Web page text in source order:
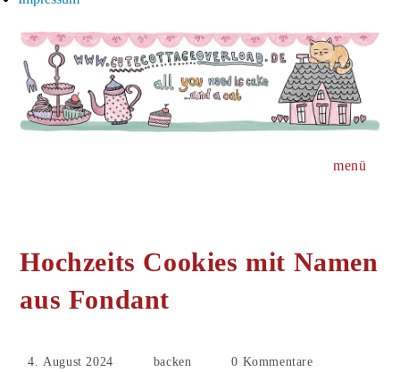
Zum
springen
menü
Hochzeits Cookies mit Namen
aus Fondant
Beitrag
4. August 2024
Beitrags-
backen
Beitrags-
0 Kommentare